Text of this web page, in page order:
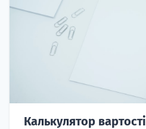
Калькулятор вартості